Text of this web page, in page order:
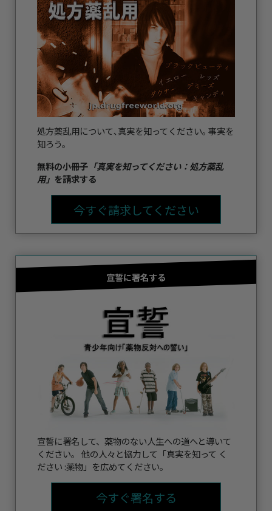
処方薬乱用について､真実を知ってください｡ 事実を
知ろう。
無料の小冊子 「真実を知ってください：処方薬乱
用」 を請求する
今すぐ請求してください
宣誓に署名する
宣誓に署名して、薬物のない人生への道へと導いて
ください。 他の人々と協力して「真実を知って く
ださい :薬物」を広めてください。
今すぐ署名する